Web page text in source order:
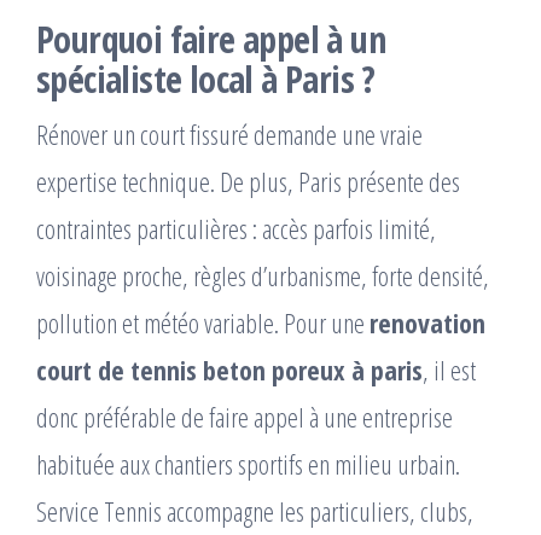
Pourquoi faire appel à un
spécialiste local à Paris ?
Rénover un court fissuré demande une vraie
expertise technique. De plus, Paris présente des
contraintes particulières : accès parfois limité,
voisinage proche, règles d’urbanisme, forte densité,
pollution et météo variable. Pour une renovation
court de tennis beton poreux à paris, il est
donc préférable de faire appel à une entreprise
habituée aux chantiers sportifs en milieu urbain.
Service Tennis accompagne les particuliers, clubs,